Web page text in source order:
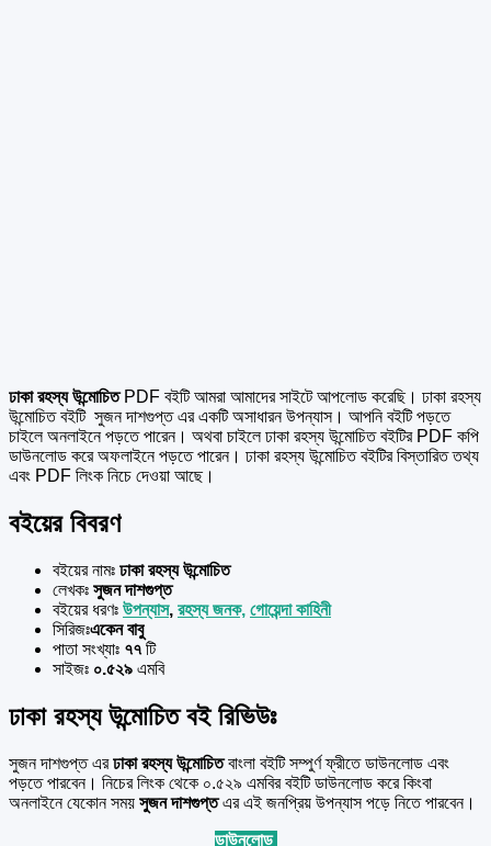
ঢাকা রহস্য উন্মোচিতPDF বইটি আমরা আমাদের সাইটে আপলোড করেছি। ঢাকা রহস্য
উন্মোচিত বইটি সুজন দাশগুপ্ত এর একটি অসাধারন উপন্যাস। আপনি বইটি পড়তে
চাইলে অনলাইনে পড়তে পারেন। অথবা চাইলে ঢাকা রহস্য উন্মোচিত বইটির PDF কপি
ডাউনলোড করে অফলাইনে পড়তে পারেন। ঢাকা রহস্য উন্মোচিত বইটির বিস্তারিত তথ্য
এবং PDF লিংক নিচে দেওয়া আছে।
বইয়ের বিবরণ
বইয়ের নামঃ ঢাকা রহস্য উন্মোচিত
লেখকঃ সুজন দাশগুপ্ত
বইয়ের ধরণঃ উপন্যাস, রহস্য জনক, গোয়েন্দা কাহিনী
সিরিজঃএকেন বাবু
পাতা সংখ্যাঃ ৭৭ টি
সাইজঃ ০.৫২৯ এমবি
ঢাকা রহস্য উন্মোচিত বই রিভিউঃ
সুজন দাশগুপ্ত এরঢাকা রহস্য উন্মোচিতবাংলা বইটি সম্পুর্ণ ফ্রীতে ডাউনলোড এবং
পড়তে পারবেন। নিচের লিংক থেকে ০.৫২৯ এমবির বইটি ডাউনলোড করে কিংবা
অনলাইনে যেকোন সময় সুজন দাশগুপ্তএর এই জনপ্রিয় উপন্যাস পড়ে নিতে পারবেন।
ডাউনলোড